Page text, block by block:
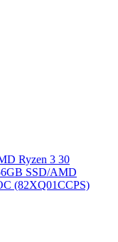
Ryzen 3 30
SSD/AMD
(82XQ01CCPS)